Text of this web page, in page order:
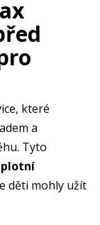
které
a
Tyto
děti mohly užít